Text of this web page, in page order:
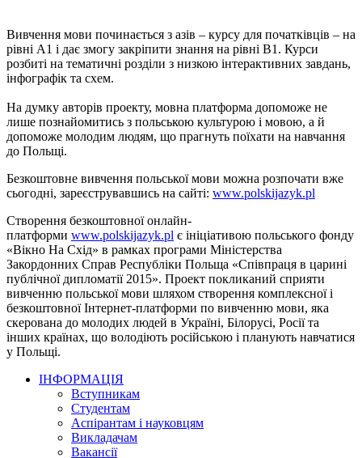
Вивчення мови починається з азів – курсу для початківців – на
рівні А1 і дає змогу закріпити знання на рівні В1. Курси
розбиті на тематичні розділи з низкою інтерактивних завдань,
інфографік та схем.
На думку авторів проекту, мовна платформа допоможе не
лише познайомитись з польською культурою і мовою, а й
допоможе молодим людям, що прагнуть поїхати на навчання
до Польщі.
Безкоштовне вивчення польської мови можна розпочати вже
сьогодні, зареєструвавшись на сайті: www.polskijazyk.pl
Створення безкоштовної онлайн-
платформи www.polskijazyk.pl є ініціативою польського фонду
«Вікно На Схід» в рамках програми Міністерства
Закордонних Справ Республіки Польща «Співпраця в царині
публічної дипломатії 2015». Проект покликаний сприяти
вивченню польської мови шляхом створення комплексної і
безкоштовної Інтернет-платформи по вивченню мови, яка
скерована до молодих людей в Україні, Білорусі, Росії та
інших країнах, що володіють російською і планують навчатися
у Польщі.
ІНФОРМАЦІЯ
Вступникам
Студентам
Аспірантам і науковцям
Викладачам
Вакансії